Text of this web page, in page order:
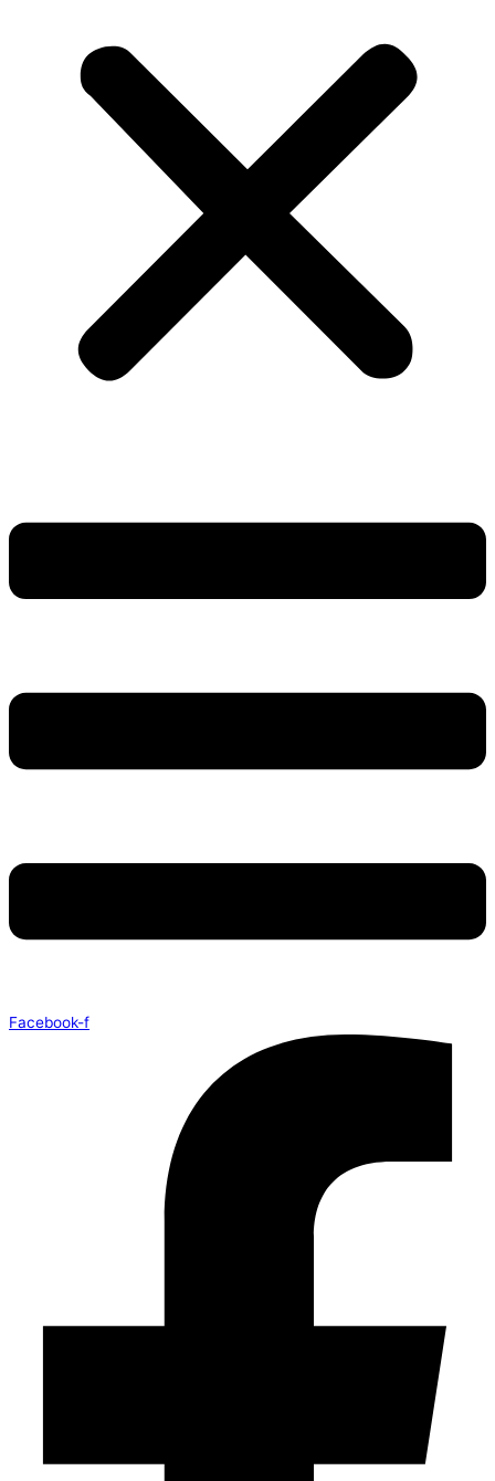
Facebook-f